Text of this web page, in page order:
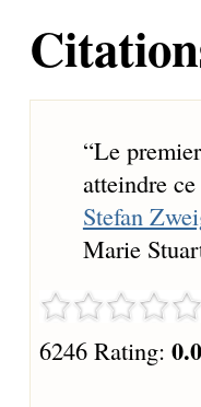
“Le
atteindre
Stefan
Marie
6246 Rating: 0.0